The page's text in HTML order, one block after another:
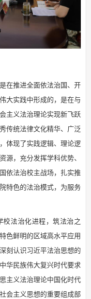
推进全面依法治国、开
大实践中形成的，是在与
主义法治理论实现新飞跃
传统法律文化精华、广泛
体现了实践逻辑、理论逻
源，充分发挥学科优势、
依法治校主战场，扎实推
特色的法治模式，为服务
法治化进程，筑法治之
色鲜明的区域高水平应用
刻认识习近平法治思想的
华民族伟大复兴时代要求
主义法治理论中国化时代
会主义思想的重要组成部